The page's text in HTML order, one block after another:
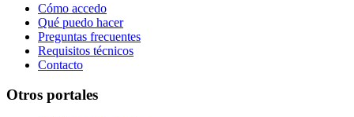
Cómo accedo
Qué puedo hacer
Preguntas frecuentes
Requisitos técnicos
Contacto
Otros portales